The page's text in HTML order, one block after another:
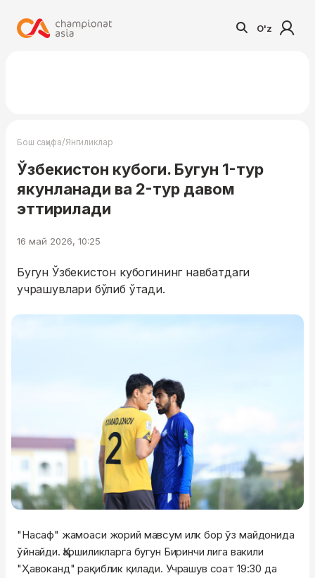
O'z
Бош саҳифа/Янгиликлар
Ўзбекистон кубоги. Бугун 1-тур
якунланади ва 2-тур давом
эттирилади
16 май 2026, 10:25
Бугун Ўзбекистон кубогининг навбатдаги
учрашувлари бўлиб ўтади.
"Насаф" жамоаси жорий мавсум илк бор ўз майдонида
ўйнайди. Қаршиликларга бугун Биринчи лига вакили
"Ҳавоканд" рақиблик қилади. Учрашув соат 19:30 да